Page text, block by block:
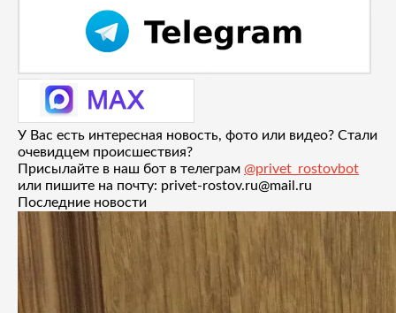
У Вас есть интересная новость, фото или видео? Стали
очевидцем происшествия?
Присылайте в наш бот в телеграм @privet_rostovbot
или пишите на почту: privet-rostov.ru@mail.ru
Последние новости